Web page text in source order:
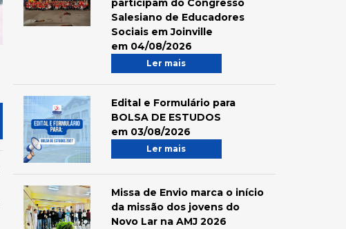
participam do Congresso
Salesiano de Educadores
Sociais em Joinville
em 04/08/2026
Ler mais
Edital e Formulário para
BOLSA DE ESTUDOS
em 03/08/2026
Ler mais
Missa de Envio marca o início
da missão dos jovens do
Novo Lar na AMJ 2026